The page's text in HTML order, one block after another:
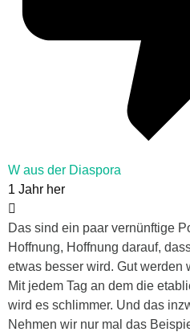
W aus der Diaspora
1 Jahr her
Das sind ein paar vernünftige
Hoffnung, Hoffnung darauf,
etwas besser wird. Gut werden
Mit jedem Tag an dem die
wird es schlimmer. Und das
Nehmen wir nur mal das